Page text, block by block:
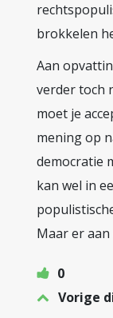
brokkelen
Aan
verder toch
moet je
mening op
democratie
kan wel in
Maar er
0
Vorige